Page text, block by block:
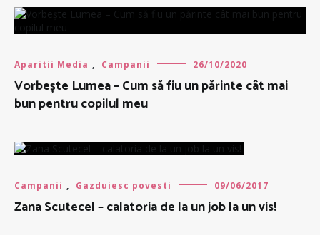
Aparitii Media , Campanii 26/10/2020
Vorbește Lumea – Cum să fiu un părinte cât mai
bun pentru copilul meu
Campanii , Gazduiesc povesti 09/06/2017
Zana Scutecel – calatoria de la un job la un vis!